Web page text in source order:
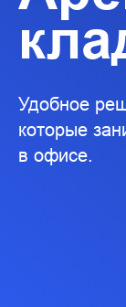
Удобное
которые
в офисе.